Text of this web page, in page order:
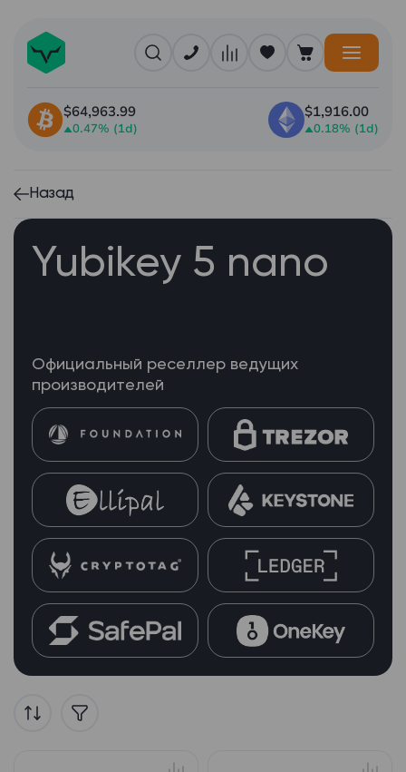
$64,963.99
0.47% (1d)
$1,916.00
0.18% (1d)
Yubikey 5 nano
Официальный реселлер ведущих
производителей
Назад